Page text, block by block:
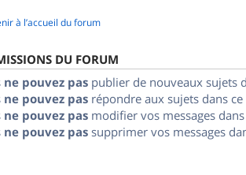
à l’accueil du forum
DU FORUM
ne pouvez pas publier de nouveaux sujets
ne pouvez pas répondre aux sujets dans
ne pouvez pas modifier vos messages
ne pouvez pas supprimer vos messages